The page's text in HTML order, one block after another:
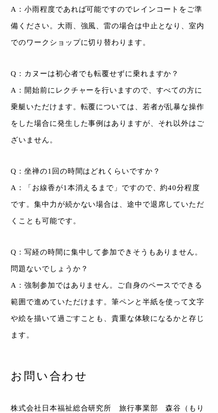
A：小雨程度であれば可能ですのでレインコートをご準
備ください。大雨、強風、雷の場合は中止となり、室内
でのワークショップに切り替わります。
Q：カヌーは初心者でも転覆せずに乗れますか？
A：開始前にレクチャーを行いますので、すべての方に
乗艇いただけます。転覆については、若者が乱暴な操作
をした場合に発生した事例はありますが、それ以外はご
ざいません。
Q：坐禅の1回の時間はどれくらいですか？
A：「お線香が1本消えるまで」ですので、約40分程度
です。集中力が続かない場合は、途中で退席していただ
くことも可能です。
Q：写経の時間に集中して参加できそうもありません。
問題ないでしょうか？
A：強制参加ではありません。ご自身のペースでできる
範囲で進めていただけます。筆ペンと半紙を使って文字
や絵を描いて過ごすことも、貴重な体験になるかと存じ
ます。
お問い合わせ
株式会社日本福祉総合研究所 旅行事業部 森谷（もり